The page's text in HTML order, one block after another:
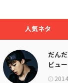
人気ネタ
だん
ビュ
化が